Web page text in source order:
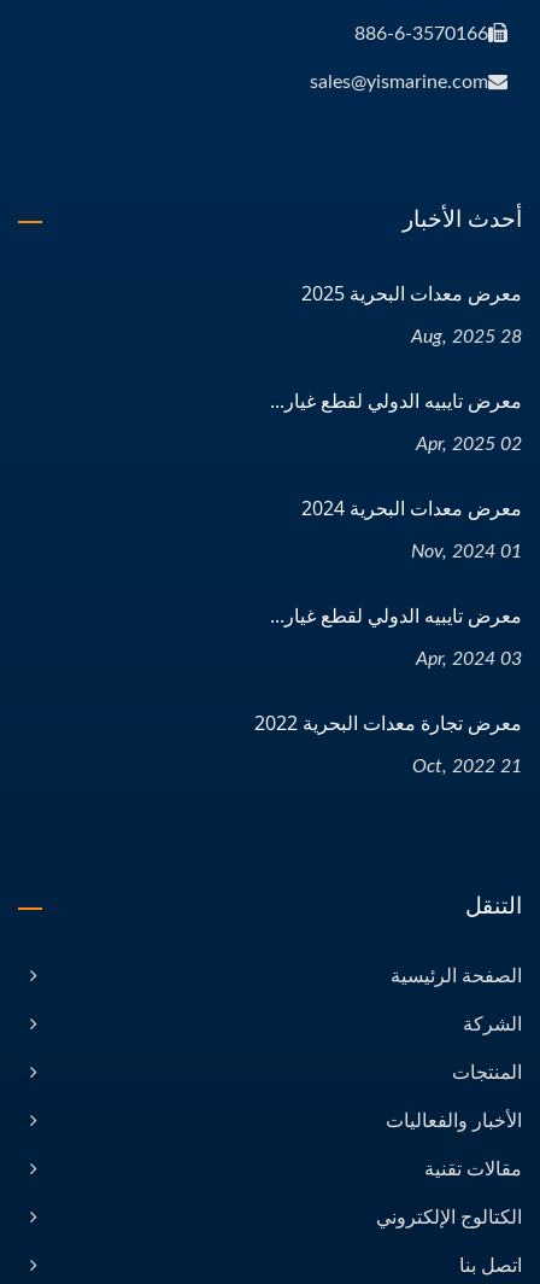
886-6-3570166
sales@yismarine.com
أحدث الأخبار
معرض معدات البحرية 2025
28 Aug, 2025
معرض تايبيه الدولي لقطع غيار...
02 Apr, 2025
معرض معدات البحرية 2024
01 Nov, 2024
معرض تايبيه الدولي لقطع غيار...
03 Apr, 2024
معرض تجارة معدات البحرية 2022
21 Oct, 2022
التنقل
الصفحة الرئيسية
الشركة
المنتجات
الأخبار والفعاليات
مقالات تقنية
الكتالوج الإلكتروني
اتصل بنا